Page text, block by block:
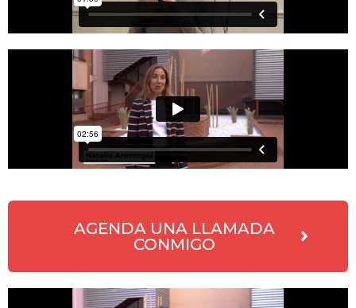
AGENDA UNA LLAMADA
CONMIGO